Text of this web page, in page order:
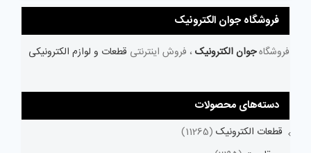
فروشگاه جوان الکترونیک
فروشگاهجوان الکترونیک ، فروش اینترنتی قطعات و لوازم الکترونیکی
دسته‌های محصولات
قطعات الکترونیک (11265)